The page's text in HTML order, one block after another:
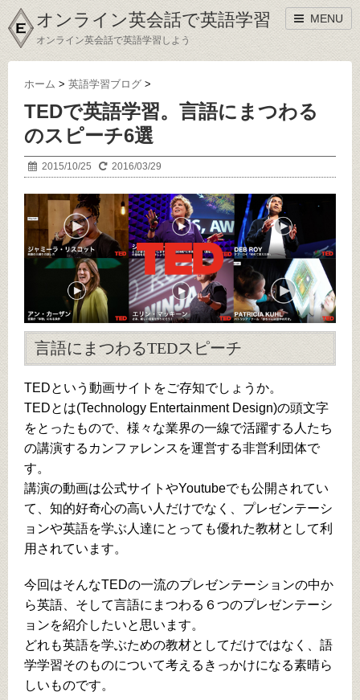
オンライン英会話で英語学習
オンライン英会話で英語学習しよう
MENU
ホーム > 英語学習ブログ >
TEDで英語学習。言語にまつわる
のスピーチ6選
2015/10/25 2016/03/29
言語にまつわるTEDスピーチ
TEDという動画サイトをご存知でしょうか。
TEDとは(Technology Entertainment Design)の頭文字
をとったもので、様々な業界の一線で活躍する人たち
の講演するカンファレンスを運営する非営利団体で
す。
講演の動画は公式サイトやYoutubeでも公開されてい
て、知的好奇心の高い人だけでなく、プレゼンテーシ
ョンや英語を学ぶ人達にとっても優れた教材として利
用されています。
今回はそんなTEDの一流のプレゼンテーションの中か
ら英語、そして言語にまつわる６つのプレゼンテーシ
ョンを紹介したいと思います。
どれも英語を学ぶための教材としてだけではなく、語
学学習そのものについて考えるきっかけになる素晴ら
しいものです。